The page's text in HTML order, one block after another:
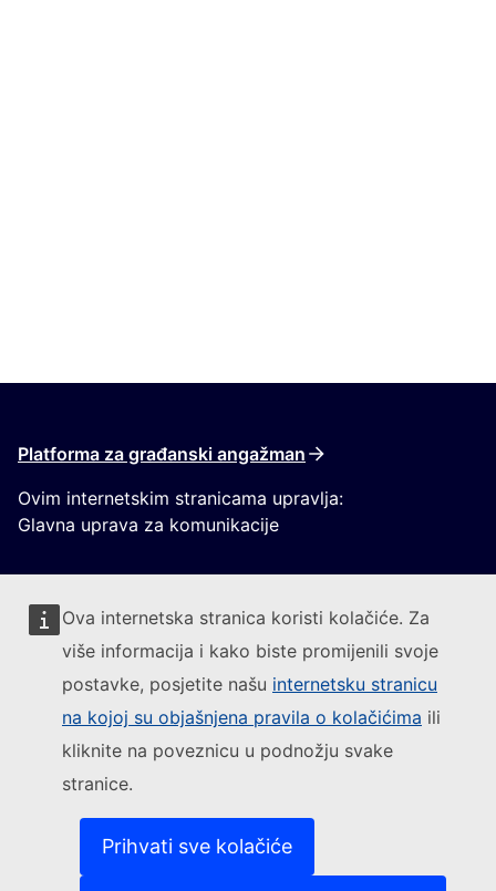
Ova internetska stranica koristi kolačiće. Za
više informacija i kako biste promijenili svoje
postavke, posjetite našu internetsku stranicu
na kojoj su objašnjena pravila o kolačićima ili
kliknite na poveznicu u podnožju svake
stranice.
Prihvati sve kolačiće
Platforma za građanski angažman
Ovim internetskim stranicama upravlja:
Glavna uprava za komunikacije
Pratite Europsku komisiju
Kontakt(Vanjska poveznica)
Prijavite ranjivost IT-a
Jezici na našim internetskim stranicama
(Vanjska poveznica)
Politika zaštite privatnosti